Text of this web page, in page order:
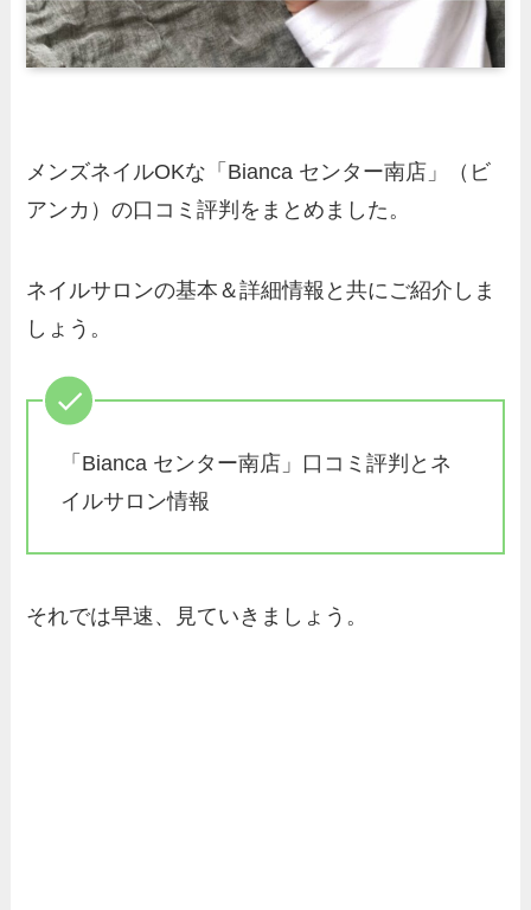
メンズネイルOKな「Bianca センター南店」（ビ
アンカ）の口コミ評判をまとめました。
ネイルサロンの基本＆詳細情報と共にご紹介しま
しょう。
「Bianca センター南店」口コミ評判とネ
イルサロン情報
それでは早速、見ていきましょう。